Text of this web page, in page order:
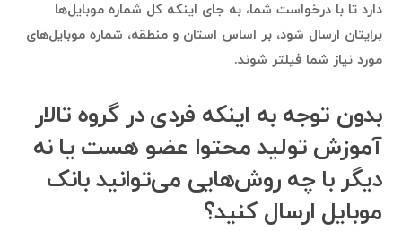
دارد تا با درخواست شما، به جای اینکه کل شماره موبایل‌ها
برایتان ارسال شود، بر اساس استان و منطقه، شماره موبایل‌های
مورد نیاز شما فیلتر شوند.
بدون توجه به اینکه فردی در گروه تالار
آموزش تولید محتوا عضو هست یا نه
دیگر با چه روش‌هایی می‌توانید بانک
موبایل ارسال کنید؟